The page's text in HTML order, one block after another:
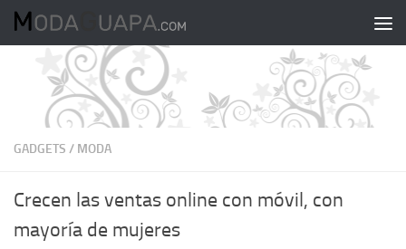
Saltar al contenido
GADGETS / MODA
Crecen las ventas online con móvil, con
mayoría de mujeres